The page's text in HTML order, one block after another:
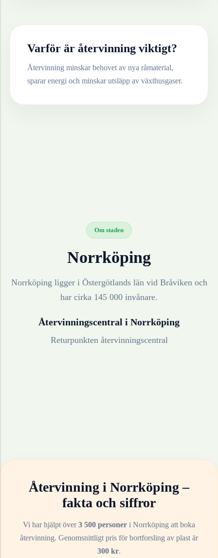
Varför är återvinning viktigt?
Återvinning minskar behovet av nya råmaterial,
sparar energi och minskar utsläpp av växthusgaser.
Om staden
Norrköping
Norrköping ligger i Östergötlands län vid Bråviken och
har cirka 145 000 invånare.
Återvinningscentral i Norrköping
Returpunkten återvinningscentral
Återvinning i Norrköping –
fakta och siffror
Vi har hjälpt över3 500 personer i Norrköping att boka
återvinning. Genomsnittligt pris för bortforsling av plast är
300 kr.